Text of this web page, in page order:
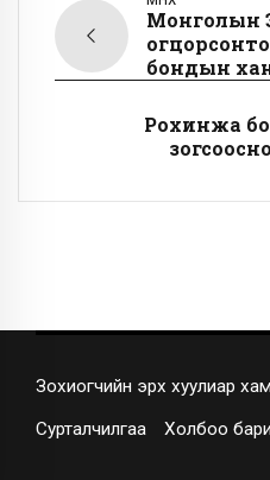
Монголын
бондын
Рохинжа
Зохиогчийн эрх хуулиар
Сурталчилгаа Холбоо